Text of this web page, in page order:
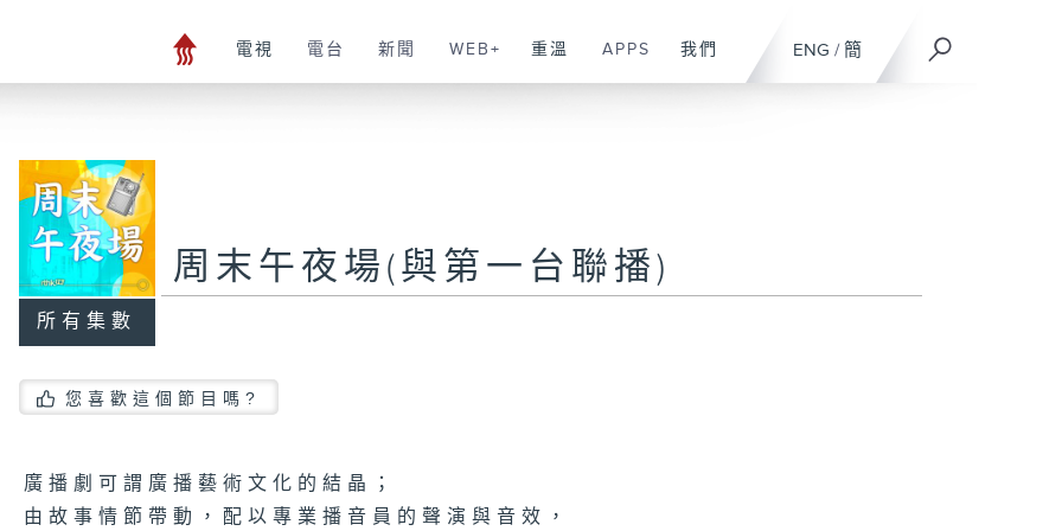
ENG / 簡
電視 電台 新聞 WEB+ 重溫 APPS 我們
所有集數
周末午夜場(與第一台聯播)
您喜歡這個節目嗎?
廣播劇可謂廣播藝術文化的結晶；
由故事情節帶動，配以專業播音員的聲演與音效，